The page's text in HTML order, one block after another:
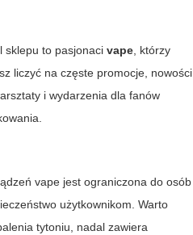
sklepu to pasjonacivape , którzy
liczyć na częste promocje, nowości
i wydarzenia dla fanów
vape jest ograniczona do osób
użytkownikom. Warto
tytoniu, nadal zawiera